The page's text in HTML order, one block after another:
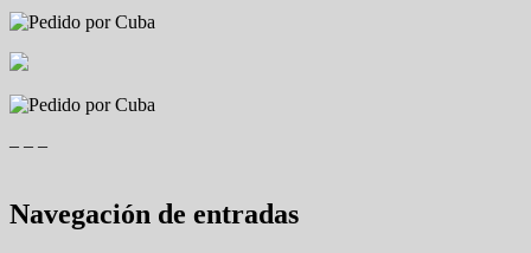
– – –
Navegación de entradas